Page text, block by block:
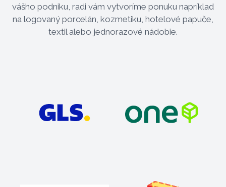
vášho podniku, radi vám vytvoríme ponuku napríklad
na logovaný porcelán, kozmetiku, hotelové papuče,
textil alebo jednorazové nádobie.